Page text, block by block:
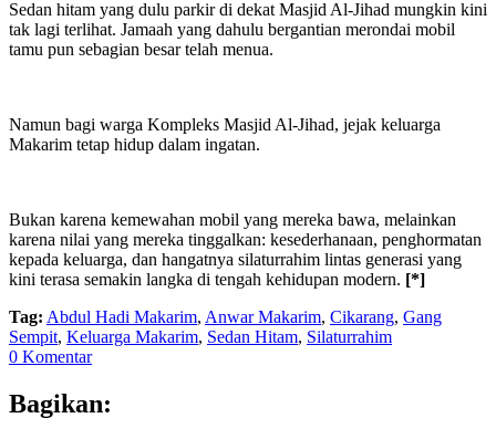
Sedan hitam yang dulu parkir di dekat Masjid Al-Jihad mungkin kini
tak lagi terlihat. Jamaah yang dahulu bergantian merondai mobil
tamu pun sebagian besar telah menua.
Namun bagi warga Kompleks Masjid Al-Jihad, jejak keluarga
Makarim tetap hidup dalam ingatan.
Bukan karena kemewahan mobil yang mereka bawa, melainkan
karena nilai yang mereka tinggalkan: kesederhanaan, penghormatan
kepada keluarga, dan hangatnya silaturrahim lintas generasi yang
kini terasa semakin langka di tengah kehidupan modern. [*]
Tag: Abdul Hadi Makarim, Anwar Makarim, Cikarang, Gang
Sempit, Keluarga Makarim, Sedan Hitam, Silaturrahim
0 Komentar
Bagikan: